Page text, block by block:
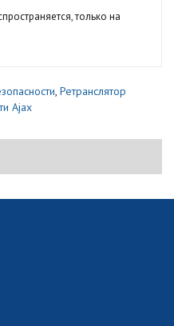
только на
, Ретранслятор
Ajax